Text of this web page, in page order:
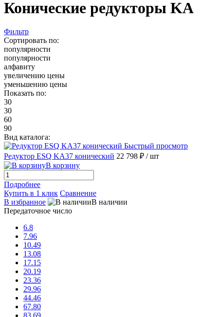
Конические редукторы KA
Фильтр
Сортировать по:
популярности
популярности
алфавиту
увеличению цены
уменьшению цены
Показать по:
30
30
60
90
Вид каталога:
Быстрый просмотр
Редуктор ESQ KA37 конический 22 798 ₽ / шт
В корзину
Подробнее
Купить в 1 клик Сравнение
В избранное
В наличии
Передаточное число
6.8
7.96
10.49
13.08
17.15
20.19
23.36
29.96
44.46
67.80
83.69